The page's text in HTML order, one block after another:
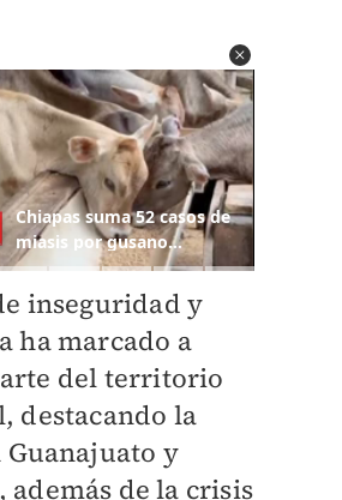
inseguridad y
ha marcado a
del territorio
destacando la
Guanajuato y
además de la crisis